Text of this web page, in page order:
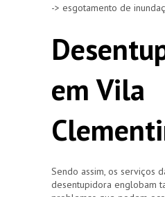
-> esgotamento de
em Vila
Sendo assim, os serviços
desentupidora englobam